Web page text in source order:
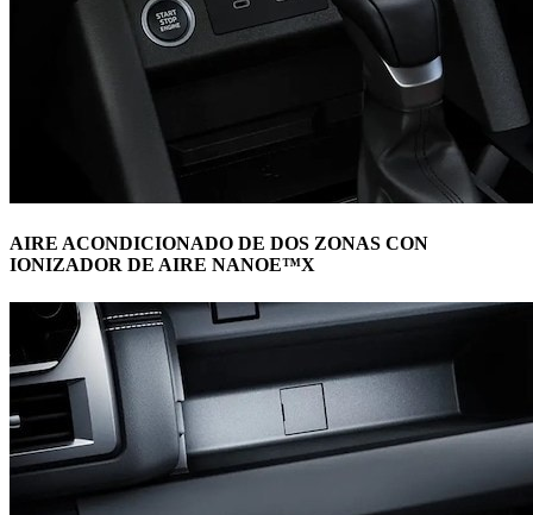
AIRE ACONDICIONADO DE DOS ZONAS CON
IONIZADOR DE AIRE NANOE™X